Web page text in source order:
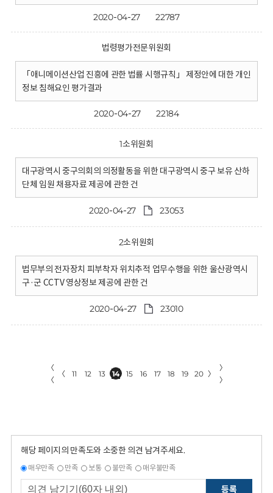
2020-04-27 22787
법령평가전문위원회
「애니메이션산업 진흥에 관한 법률 시행규칙」 제정안에 대한 개인
정보 침해요인 평가결과
2020-04-27 22184
1소위원회
대구광역시 중구의회의 의정활동을 위한 대구광역시 중구 보유 산하
단체 임원 채용자료 제공에 관한 건
2020-04-27 23053
2소위원회
법무부의 전자장치 피부착자 위치추적 업무수행을 위한 울산광역시
구·군 CCTV 영상정보 제공에 관한 건
2020-04-27 23010
〈
〈
〈 11 12 13 14 15 16 17 18 19 20 〉
〉
〉
해당 페이지의 만족도와 소중한 의견 남겨주세요.
매우만족 만족 보통 불만족 매우불만족
등록